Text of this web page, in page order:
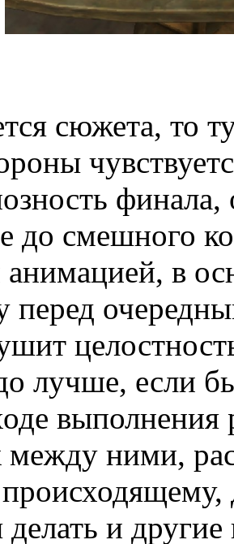
сюжета, то
до смешного
анимацией, в
перед
лучше, если
выполнения
между ними,
и